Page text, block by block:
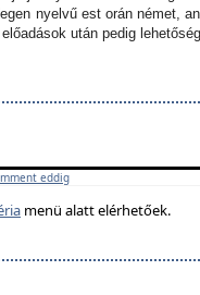
nyelvű est orán német,
után pedig
eddig
menü alatt elérhetőek.